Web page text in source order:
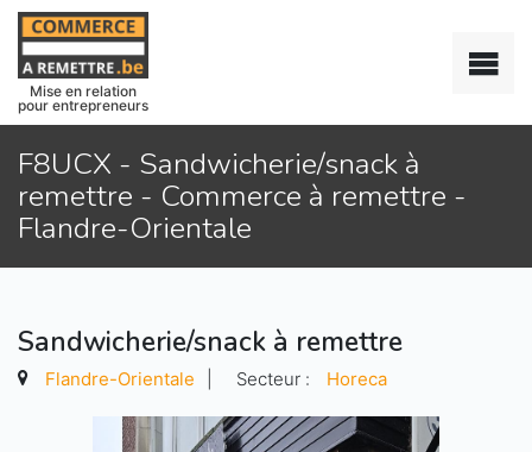
Mise en relation
pour entrepreneurs
F8UCX - Sandwicherie/snack à
remettre - Commerce à remettre -
Flandre-Orientale
Sandwicherie/snack à remettre
Flandre-Orientale Secteur : Horeca